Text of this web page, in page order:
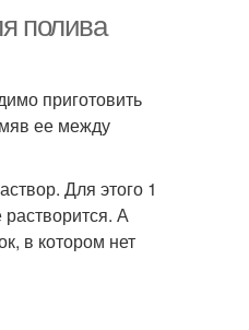
полива
приготовить
ее между
Для этого 1
А
в котором нет